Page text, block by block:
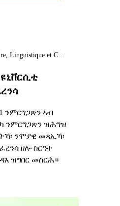
ንምርግጋጽን ኣብ
ንምርግጋጽን ዝሕግዝ
ንሞያዊ መጻኢኻ፡
ዘሎ ስርዓተ
ዝግበር መስርሕ።
Assistance Scolaire, Linguistique et Culturelle